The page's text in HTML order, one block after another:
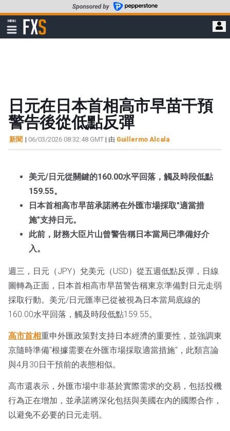
至
要
MENU
顯
示
FXStreet
日元在日本首相高市早苗干預
警告後從低點反彈
新聞 | 06/03/2026 08:32:48 GMT | 由 Guillermo Alcala
美元/日元從關鍵的160.00水平回落，觸及時段低點
159.55。
日本首相高市早苗承諾將在外匯市場採取"適當措
施"支持日元。
此前，財務大臣片山曾警告稱日本當局已準備好介
入。
週三，日元（JPY）兌美元（USD）從五週低點反彈，日線
圖轉為正面，日本首相高市早苗警告稱東京準備對日元走弱
採取行動。美元/日元匯率已從被視為日本當局底線的
160.00水平回落，觸及時段低點159.55。
高市首相重申外匯政策對支持日本經濟的重要性，並強調東
京隨時準備"根據需要在外匯市場採取適當措施"，此類言論
與4月30日干預前的表態相似。
高市還表示，外匯市場中非基於實際需求的交易，包括投機
行為正在增加，並承諾將深化包括與美國在內的國際合作，
以避免不必要的日元走弱。